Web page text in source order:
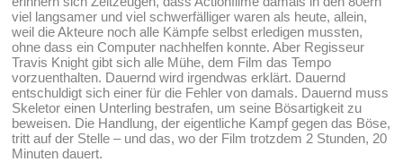
viel langsamer und viel schwerfälliger waren als heute, allein,
weil die Akteure noch alle Kämpfe selbst erledigen mussten,
ohne dass ein Computer nachhelfen konnte. Aber Regisseur
Travis Knight gibt sich alle Mühe, dem Film das Tempo
vorzuenthalten. Dauernd wird irgendwas erklärt. Dauernd
entschuldigt sich einer für die Fehler von damals. Dauernd muss
Skeletor einen Unterling bestrafen, um seine Bösartigkeit zu
beweisen. Die Handlung, der eigentliche Kampf gegen das Böse,
tritt auf der Stelle – und das, wo der Film trotzdem 2 Stunden, 20
Minuten dauert.